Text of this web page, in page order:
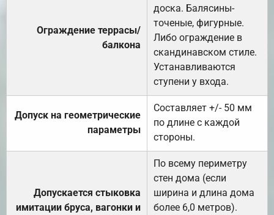
Ограждение террасы/
балкона
доска. Балясины-
точеные, фигурные.
Либо ограждение в
скандинавском стиле.
Устанавливаются
ступени у входа.
Допуск на геометрические
параметры
Составляет +/- 50 мм
по длине с каждой
стороны.
Допускается стыковка
имитации бруса, вагонки и
По всему периметру
стен дома (если
ширина и длина дома
более 6,0 метров).